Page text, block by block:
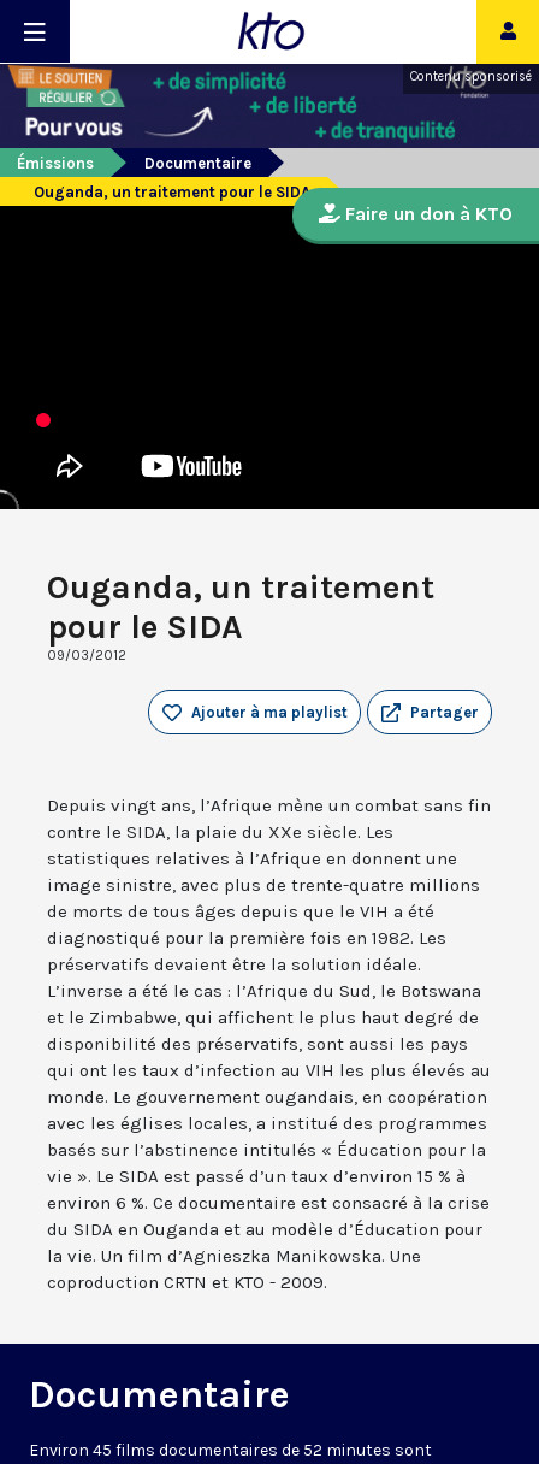
Contenu sponsorisé
Émissions
Documentaire
Ouganda, un traitement pour le SIDA
Ouganda, un traitement
pour le SIDA
09/03/2012
Partager
Ajouter à ma playlist
Depuis vingt ans, l’Afrique mène un combat sans fin
contre le SIDA, la plaie du XXe siècle. Les
statistiques relatives à l’Afrique en donnent une
image sinistre, avec plus de trente-quatre millions
de morts de tous âges depuis que le VIH a été
diagnostiqué pour la première fois en 1982. Les
préservatifs devaient être la solution idéale.
L’inverse a été le cas : l’Afrique du Sud, le Botswana
et le Zimbabwe, qui affichent le plus haut degré de
disponibilité des préservatifs, sont aussi les pays
qui ont les taux d’infection au VIH les plus élevés au
monde. Le gouvernement ougandais, en coopération
avec les églises locales, a institué des programmes
basés sur l’abstinence intitulés « Éducation pour la
vie ». Le SIDA est passé d’un taux d’environ 15 % à
environ 6 %. Ce documentaire est consacré à la crise
du SIDA en Ouganda et au modèle d’Éducation pour
la vie. Un film d’Agnieszka Manikowska. Une
coproduction CRTN et KTO - 2009.
Documentaire
Environ 45 films documentaires de 52 minutes sont
Faire un don à KTO